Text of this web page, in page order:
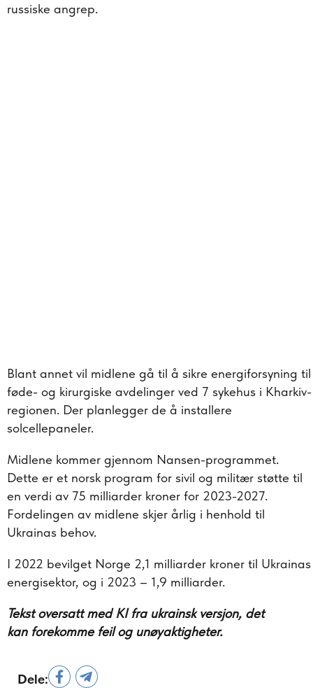
russiske angrep.
Blant annet vil midlene gå til å sikre energiforsyning til
føde- og kirurgiske avdelinger ved 7 sykehus i Kharkiv-
regionen. Der planlegger de å installere
solcellepaneler.
Midlene kommer gjennom Nansen-programmet.
Dette er et norsk program for sivil og militær støtte til
en verdi av 75 milliarder kroner for 2023-2027.
Fordelingen av midlene skjer årlig i henhold til
Ukrainas behov.
I 2022 bevilget Norge 2,1 milliarder kroner til Ukrainas
energisektor, og i 2023 – 1,9 milliarder.
Tekst oversatt med KI fra ukrainsk versjon, det
kan forekomme feil og unøyaktigheter.
Dele: